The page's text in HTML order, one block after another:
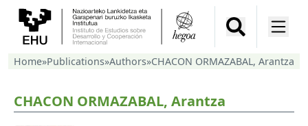
Home»Publications»Authors»CHACON ORMAZABAL, Arantza
CHACON ORMAZABAL, Arantza